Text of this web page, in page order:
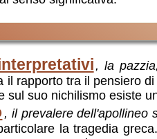
, la
il rapporto tra il pensiero
sul suo nichilismo esiste
, il prevalere dell'apollineo
la tragedia